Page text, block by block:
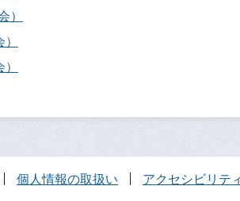
）
個人情報の取扱い アクセシビリテ